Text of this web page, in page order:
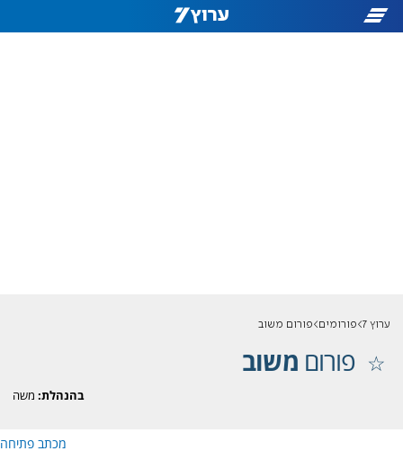
ערוץ 7 פורומים פורום משוב
פורום משוב
בהנהלת: משה
מכתב פתיחה